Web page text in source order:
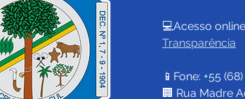
💻Acesso
Transparência
📱Fone: +55 (68)
🏢 Rua Madre